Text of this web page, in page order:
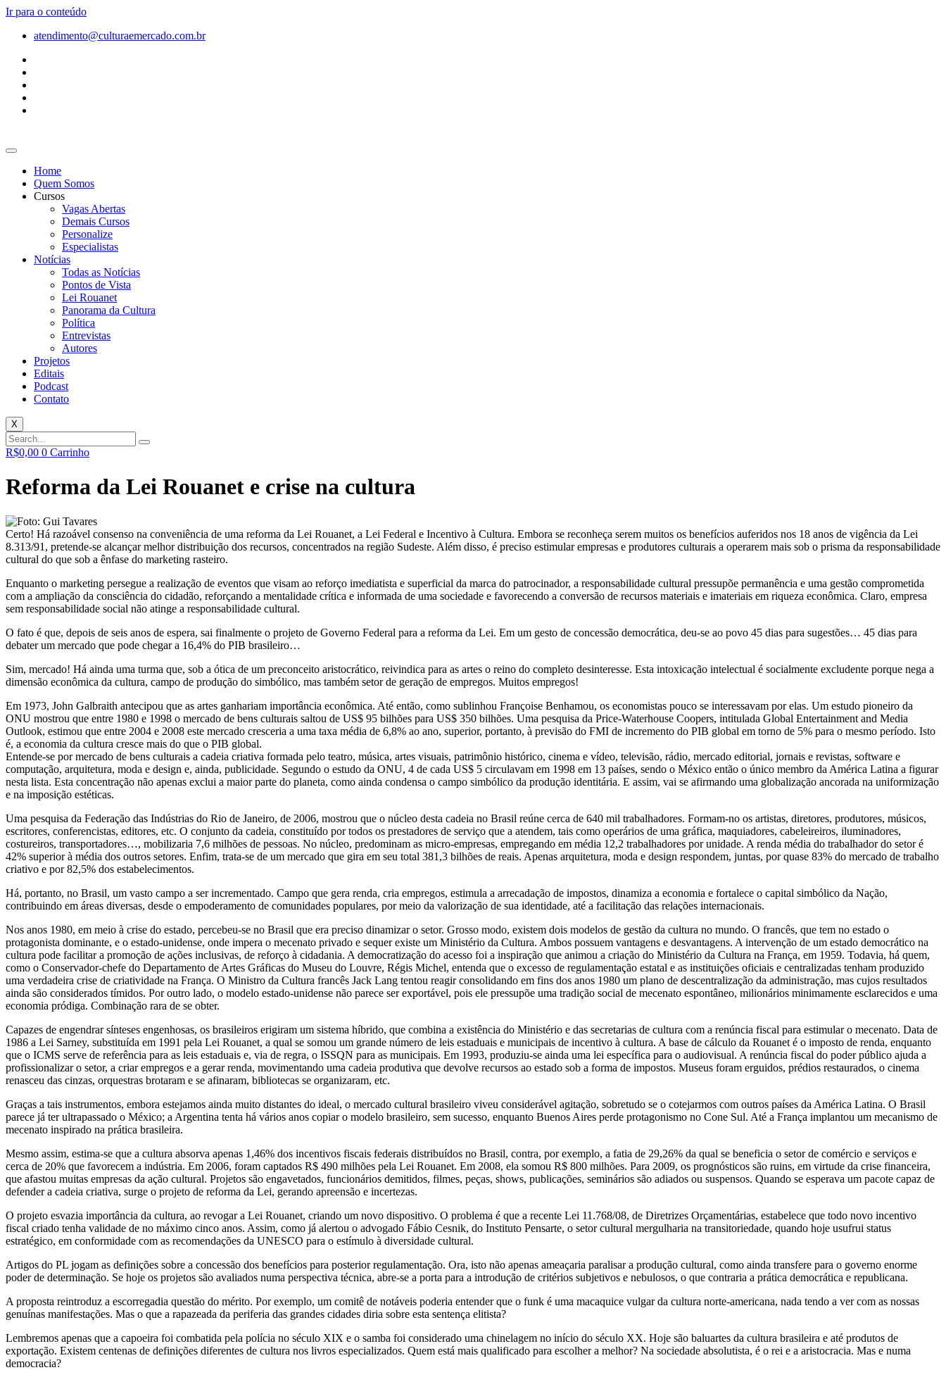
Ir para o conteúdo
atendimento@culturaemercado.com.br
Home
Quem Somos
Cursos
Vagas Abertas
Demais Cursos
Personalize
Especialistas
Notícias
Todas as Notícias
Pontos de Vista
Lei Rouanet
Panorama da Cultura
Política
Entrevistas
Autores
Projetos
Editais
Podcast
Contato
X
R$0,00 0 Carrinho
Reforma da Lei Rouanet e crise na cultura
Certo! Há razoável consenso na conveniência de uma reforma da Lei Rouanet, a Lei Federal e Incentivo à Cultura. Embora se reconheça serem muitos os benefícios auferidos nos 18 anos de vigência da Lei
8.313/91, pretende-se alcançar melhor distribuição dos recursos, concentrados na região Sudeste. Além disso, é preciso estimular empresas e produtores culturais a operarem mais sob o prisma da responsabilidade
cultural do que sob a ênfase do marketing rasteiro.
Enquanto o marketing persegue a realização de eventos que visam ao reforço imediatista e superficial da marca do patrocinador, a responsabilidade cultural pressupõe permanência e uma gestão comprometida
com a ampliação da consciência do cidadão, reforçando a mentalidade crítica e informada de uma sociedade e favorecendo a conversão de recursos materiais e imateriais em riqueza econômica. Claro, empresa
sem responsabilidade social não atinge a responsabilidade cultural.
O fato é que, depois de seis anos de espera, sai finalmente o projeto de Governo Federal para a reforma da Lei. Em um gesto de concessão democrática, deu-se ao povo 45 dias para sugestões… 45 dias para
debater um mercado que pode chegar a 16,4% do PIB brasileiro…
Sim, mercado! Há ainda uma turma que, sob a ótica de um preconceito aristocrático, reivindica para as artes o reino do completo desinteresse. Esta intoxicação intelectual é socialmente excludente porque nega a
dimensão econômica da cultura, campo de produção do simbólico, mas também setor de geração de empregos. Muitos empregos!
Em 1973, John Galbraith antecipou que as artes ganhariam importância econômica. Até então, como sublinhou Françoise Benhamou, os economistas pouco se interessavam por elas. Um estudo pioneiro da
ONU mostrou que entre 1980 e 1998 o mercado de bens culturais saltou de US$ 95 bilhões para US$ 350 bilhões. Uma pesquisa da Price-Waterhouse Coopers, intitulada Global Entertainment and Media
Outlook, estimou que entre 2004 e 2008 este mercado cresceria a uma taxa média de 6,8% ao ano, superior, portanto, à previsão do FMI de incremento do PIB global em torno de 5% para o mesmo período. Isto
é, a economia da cultura cresce mais do que o PIB global.
Entende-se por mercado de bens culturais a cadeia criativa formada pelo teatro, música, artes visuais, patrimônio histórico, cinema e vídeo, televisão, rádio, mercado editorial, jornais e revistas, software e
computação, arquitetura, moda e design e, ainda, publicidade. Segundo o estudo da ONU, 4 de cada US$ 5 circulavam em 1998 em 13 países, sendo o México então o único membro da América Latina a figurar
nesta lista. Esta concentração não apenas exclui a maior parte do planeta, como ainda condensa o campo simbólico da produção identitária. E assim, vai se afirmando uma globalização ancorada na uniformização
e na imposição estéticas.
Uma pesquisa da Federação das Indústrias do Rio de Janeiro, de 2006, mostrou que o núcleo desta cadeia no Brasil reúne cerca de 640 mil trabalhadores. Formam-no os artistas, diretores, produtores, músicos,
escritores, conferencistas, editores, etc. O conjunto da cadeia, constituído por todos os prestadores de serviço que a atendem, tais como operários de uma gráfica, maquiadores, cabeleireiros, iluminadores,
costureiros, transportadores…, mobilizaria 7,6 milhões de pessoas. No núcleo, predominam as micro-empresas, empregando em média 12,2 trabalhadores por unidade. A renda média do trabalhador do setor é
42% superior à média dos outros setores. Enfim, trata-se de um mercado que gira em seu total 381,3 bilhões de reais. Apenas arquitetura, moda e design respondem, juntas, por quase 83% do mercado de trabalho
criativo e por 82,5% dos estabelecimentos.
Há, portanto, no Brasil, um vasto campo a ser incrementado. Campo que gera renda, cria empregos, estimula a arrecadação de impostos, dinamiza a economia e fortalece o capital simbólico da Nação,
contribuindo em áreas diversas, desde o empoderamento de comunidades populares, por meio da valorização de sua identidade, até a facilitação das relações internacionais.
Nos anos 1980, em meio à crise do estado, percebeu-se no Brasil que era preciso dinamizar o setor. Grosso modo, existem dois modelos de gestão da cultura no mundo. O francês, que tem no estado o
protagonista dominante, e o estado-unidense, onde impera o mecenato privado e sequer existe um Ministério da Cultura. Ambos possuem vantagens e desvantagens. A intervenção de um estado democrático na
cultura pode facilitar a promoção de ações inclusivas, de reforço à cidadania. A democratização do acesso foi a inspiração que animou a criação do Ministério da Cultura na França, em 1959. Todavia, há quem,
como o Conservador-chefe do Departamento de Artes Gráficas do Museu do Louvre, Régis Michel, entenda que o excesso de regulamentação estatal e as instituições oficiais e centralizadas tenham produzido
uma verdadeira crise de criatividade na França. O Ministro da Cultura francês Jack Lang tentou reagir consolidando em fins dos anos 1980 um plano de descentralização da administração, mas cujos resultados
ainda são considerados tímidos. Por outro lado, o modelo estado-unidense não parece ser exportável, pois ele pressupõe uma tradição social de mecenato espontâneo, milionários minimamente esclarecidos e uma
economia pródiga. Combinação rara de se obter.
Capazes de engendrar sínteses engenhosas, os brasileiros erigiram um sistema híbrido, que combina a existência do Ministério e das secretarias de cultura com a renúncia fiscal para estimular o mecenato. Data de
1986 a Lei Sarney, substituída em 1991 pela Lei Rouanet, a qual se somou um grande número de leis estaduais e municipais de incentivo à cultura. A base de cálculo da Rouanet é o imposto de renda, enquanto
que o ICMS serve de referência para as leis estaduais e, via de regra, o ISSQN para as municipais. Em 1993, produziu-se ainda uma lei específica para o audiovisual. A renúncia fiscal do poder público ajuda a
profissionalizar o setor, a criar empregos e a gerar renda, movimentando uma cadeia produtiva que devolve recursos ao estado sob a forma de impostos. Museus foram erguidos, prédios restaurados, o cinema
renasceu das cinzas, orquestras brotaram e se afinaram, bibliotecas se organizaram, etc.
Graças a tais instrumentos, embora estejamos ainda muito distantes do ideal, o mercado cultural brasileiro viveu considerável agitação, sobretudo se o cotejarmos com outros países da América Latina. O Brasil
parece já ter ultrapassado o México; a Argentina tenta há vários anos copiar o modelo brasileiro, sem sucesso, enquanto Buenos Aires perde protagonismo no Cone Sul. Até a França implantou um mecanismo de
mecenato inspirado na prática brasileira.
Mesmo assim, estima-se que a cultura absorva apenas 1,46% dos incentivos fiscais federais distribuídos no Brasil, contra, por exemplo, a fatia de 29,26% da qual se beneficia o setor de comércio e serviços e
cerca de 20% que favorecem a indústria. Em 2006, foram captados R$ 490 milhões pela Lei Rouanet. Em 2008, ela somou R$ 800 milhões. Para 2009, os prognósticos são ruins, em virtude da crise financeira,
que afastou muitas empresas da ação cultural. Projetos são engavetados, funcionários demitidos, filmes, peças, shows, publicações, seminários são adiados ou suspensos. Quando se esperava um pacote capaz de
defender a cadeia criativa, surge o projeto de reforma da Lei, gerando apreensão e incertezas.
O projeto esvazia importância da cultura, ao revogar a Lei Rouanet, criando um novo dispositivo. O problema é que a recente Lei 11.768/08, de Diretrizes Orçamentárias, estabelece que todo novo incentivo
fiscal criado tenha validade de no máximo cinco anos. Assim, como já alertou o advogado Fábio Cesnik, do Instituto Pensarte, o setor cultural mergulharia na transitoriedade, quando hoje usufrui status
estratégico, em conformidade com as recomendações da UNESCO para o estímulo à diversidade cultural.
Artigos do PL jogam as definições sobre a concessão dos benefícios para posterior regulamentação. Ora, isto não apenas ameaçaria paralisar a produção cultural, como ainda transfere para o governo enorme
poder de determinação. Se hoje os projetos são avaliados numa perspectiva técnica, abre-se a porta para a introdução de critérios subjetivos e nebulosos, o que contraria a prática democrática e republicana.
A proposta reintroduz a escorregadia questão do mérito. Por exemplo, um comitê de notáveis poderia entender que o funk é uma macaquice vulgar da cultura norte-americana, nada tendo a ver com as nossas
genuínas manifestações. Mas o que a rapazeada da periferia das grandes cidades diria sobre esta sentença elitista?
Lembremos apenas que a capoeira foi combatida pela polícia no século XIX e o samba foi considerado uma chinelagem no início do século XX. Hoje são baluartes da cultura brasileira e até produtos de
exportação. Existem centenas de definições diferentes de cultura nos livros especializados. Quem está mais qualificado para escolher a melhor? Na sociedade absolutista, é o rei e a aristocracia. Mas e numa
democracia?